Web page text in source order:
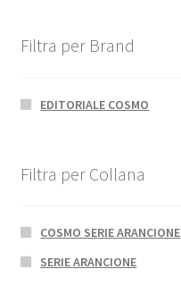
Filtra per Brand
EDITORIALE COSMO
Filtra per Collana
COSMO SERIE ARANCIONE
SERIE ARANCIONE